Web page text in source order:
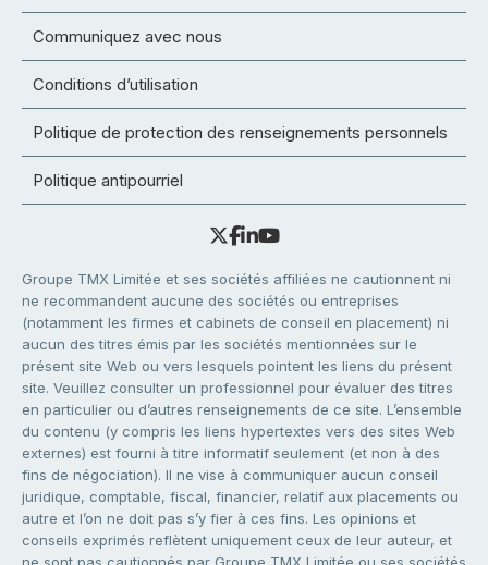
Communiquez avec nous
Conditions d’utilisation
Politique de protection des renseignements personnels
Politique antipourriel
Groupe TMX Limitée et ses sociétés affiliées ne cautionnent ni
ne recommandent aucune des sociétés ou entreprises
(notamment les firmes et cabinets de conseil en placement) ni
aucun des titres émis par les sociétés mentionnées sur le
présent site Web ou vers lesquels pointent les liens du présent
site. Veuillez consulter un professionnel pour évaluer des titres
en particulier ou d’autres renseignements de ce site. L’ensemble
du contenu (y compris les liens hypertextes vers des sites Web
externes) est fourni à titre informatif seulement (et non à des
fins de négociation). Il ne vise à communiquer aucun conseil
juridique, comptable, fiscal, financier, relatif aux placements ou
autre et l’on ne doit pas s’y fier à ces fins. Les opinions et
conseils exprimés reflètent uniquement ceux de leur auteur, et